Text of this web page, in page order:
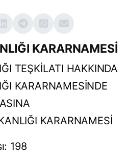
KARARNAMESİ
TEŞKİLATI HAKKINDA
KARARNAMESİNDE
KARARNAMESİ
198